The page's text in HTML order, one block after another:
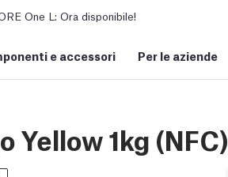
One L: Ora disponibile!
e accessori Per le aziende
Yellow 1kg (NFC)